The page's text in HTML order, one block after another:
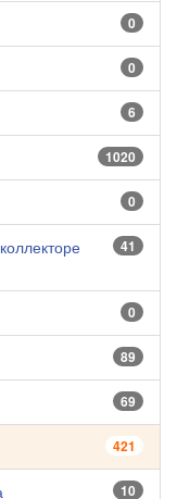
0
0
6
1020
0
41
0
89
69
421
10